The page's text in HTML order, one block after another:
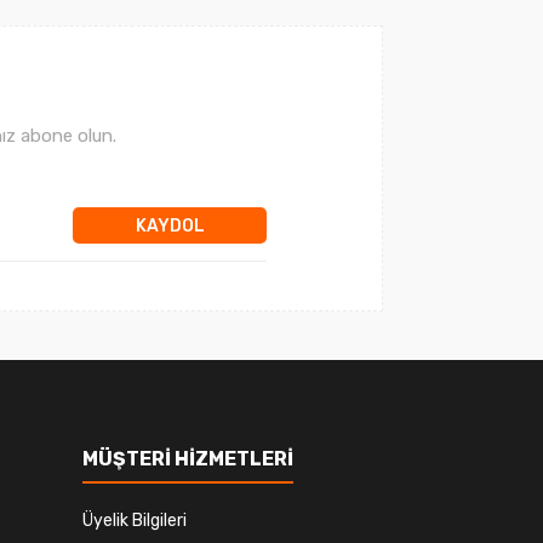
abone olun.
KAYDOL
MÜŞTERİ HİZMETLERİ
Üyelik Bilgileri